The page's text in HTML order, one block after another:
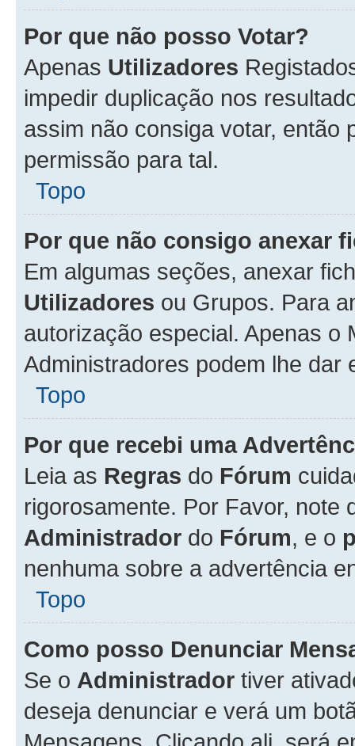
Por que não posso Votar?
Apenas Utilizadores
impedir duplicação nos
assim não consiga votar, então
permissão para tal.
Topo
Por que não consigo anexar
Em algumas seções, anexar
Utilizadores ou Grupos. Para
autorização especial. Apenas o
Administradores podem lhe
Topo
Por que recebi uma
Leia as Regras do Fórum
rigorosamente. Por Favor, note
Administrador do Fórum, e o
nenhuma sobre a advertência
Topo
Como posso Denunciar
Se o Administrador tiver
deseja denunciar e verá um